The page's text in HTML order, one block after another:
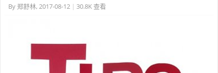
By郑舒林, 2017-08-12 | 30.8K 查看